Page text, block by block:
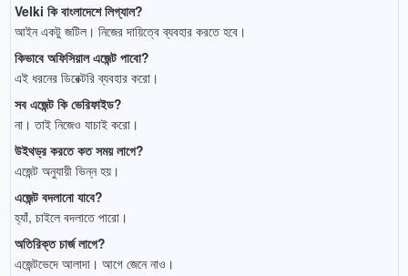
Velki কি বাংলাদেশে লিগ্যাল?
আইন একটু জটিল। নিজের দায়িত্বে ব্যবহার করতে হবে।
কিভাবে অফিসিয়াল এজেন্ট পাবো?
এই ধরনের ডিরেক্টরি ব্যবহার করো।
সব এজেন্ট কি ভেরিফাইড?
না। তাই নিজেও যাচাই করো।
উইথড্র করতে কত সময় লাগে?
এজেন্ট অনুযায়ী ভিন্ন হয়।
এজেন্ট বদলানো যাবে?
হ্যাঁ, চাইলে বদলাতে পারো।
অতিরিক্ত চার্জ লাগে?
এজেন্টভেদে আলাদা। আগে জেনে নাও।